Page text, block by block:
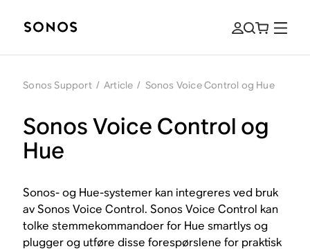
Sonos Support / Article / Sonos Voice Control og Hue
Sonos Voice Control og
Hue
Sonos- og Hue-systemer kan integreres ved bruk
av Sonos Voice Control. Sonos Voice Control kan
tolke stemmekommandoer for Hue smartlys og
plugger og utføre disse forespørslene for praktisk